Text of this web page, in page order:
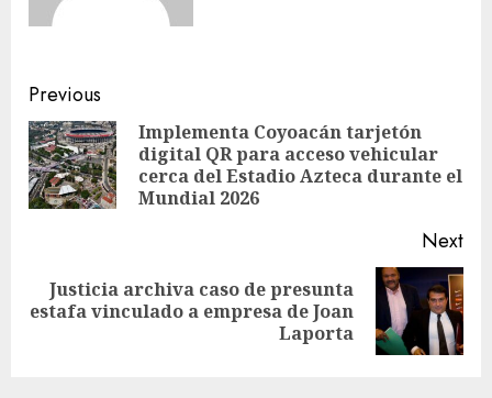
Previous
Implementa Coyoacán tarjetón
digital QR para acceso vehicular
cerca del Estadio Azteca durante el
Mundial 2026
Next
Justicia archiva caso de presunta
estafa vinculado a empresa de Joan
Laporta